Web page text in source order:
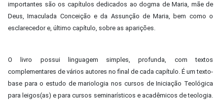
importantes são os capítulos dedicados ao dogma de Maria, mãe de
Deus, Imaculada Conceição e da Assunção de Maria, bem como o
esclarecedor e, último capítulo, sobre as aparições.
O livro possui linguagem simples, profunda, com textos
complementares de vários autores no final de cada capítulo. É um texto-
base para o estudo de mariologia nos cursos de Iniciação Teológica
para leigos(as) e para cursos seminarísticos e acadêmicos de teologia.